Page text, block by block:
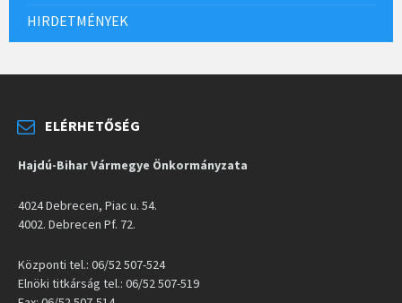
HIRDETMÉNYEK
ELÉRHETŐSÉG
Hajdú-Bihar Vármegye Önkormányzata
4024 Debrecen, Piac u. 54.
4002. Debrecen Pf. 72.
Központi tel.: 06/52 507-524
Elnöki titkárság tel.: 06/52 507-519